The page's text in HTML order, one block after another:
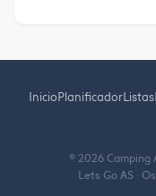
InicioPlanificadorListas
© 2026 Camping
Lets Go AS ·